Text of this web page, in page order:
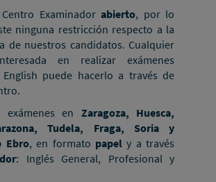
Examinador abierto, por lo
ninguna restricción respecto a la
de nuestros candidatos. Cualquier
en realizar exámenes
English puede hacerlo a través de
exámenes en Zaragoza, Huesca,
Tudela, Fraga, Soria y
Ebro, en formato papely a través
: Inglés General, Profesional y